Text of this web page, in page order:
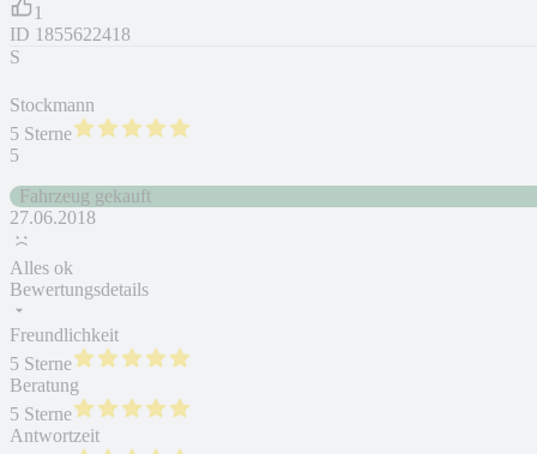
1
ID 1855622418
S
Stockmann
5 Sterne
5
Fahrzeug gekauft
27.06.2018
Alles ok
Bewertungsdetails
Freundlichkeit
5 Sterne
Beratung
5 Sterne
Antwortzeit